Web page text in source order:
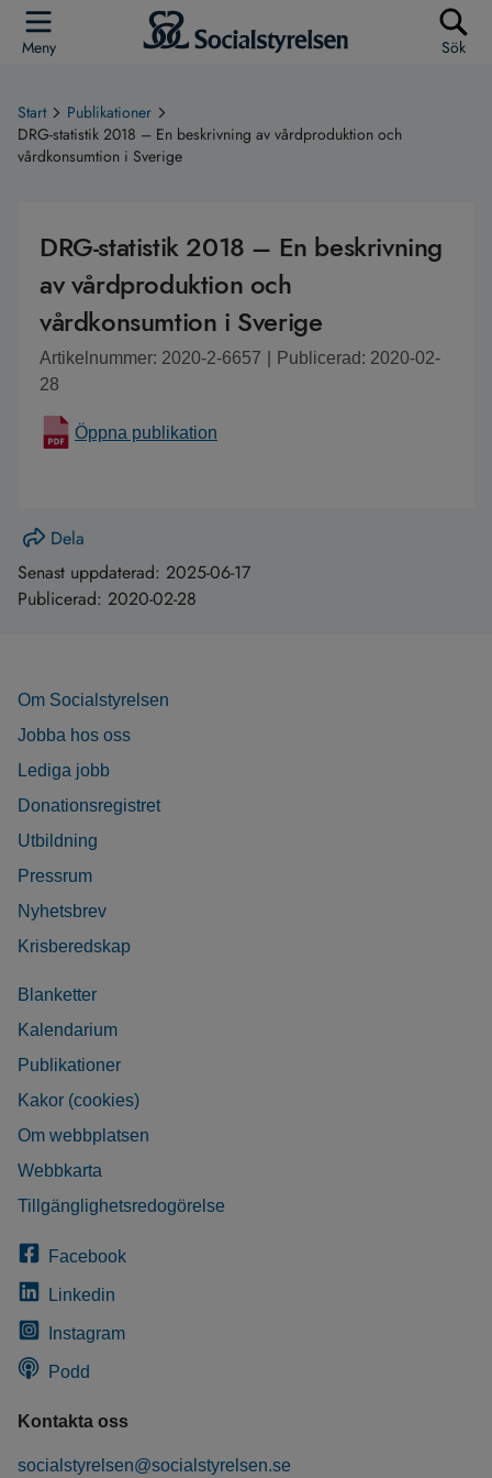
Meny Sök
Start
Publikationer
DRG-statistik 2018 – En beskrivning av vårdproduktion och
vårdkonsumtion i Sverige
DRG-statistik 2018 – En beskrivning
av vårdproduktion och
vårdkonsumtion i Sverige
Artikelnummer: 2020-2-6657
Publicerad: 2020-02-
28
Öppna publikation
Dela
Senast uppdaterad: 2025-06-17
Publicerad: 2020-02-28
Om Socialstyrelsen
Jobba hos oss
Lediga jobb
Donationsregistret
Utbildning
Pressrum
Nyhetsbrev
Krisberedskap
Blanketter
Kalendarium
Publikationer
Kakor (cookies)
Om webbplatsen
Webbkarta
Tillgänglighetsredogörelse
Facebook
Linkedin
Instagram
Podd
Kontakta oss
socialstyrelsen@socialstyrelsen.se